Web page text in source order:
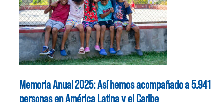
Memoria Anual 2025: Así hemos acompañado a 5.941
personas en América Latina y el Caribe